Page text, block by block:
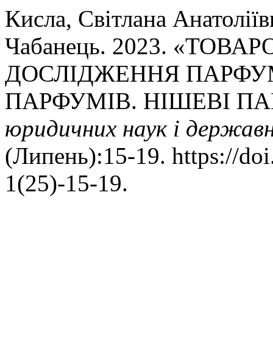
Кисла, Світлана
Чабанець. 2023.
ДОСЛІДЖЕННЯ
ПАРФУМІВ. НІШЕВІ
юридичних наук і
(Липень):15-19. https://
1(25)-15-19.